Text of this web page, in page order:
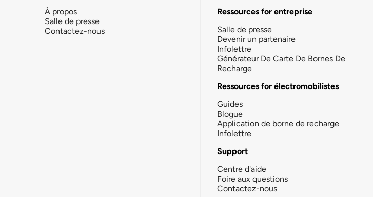
À propos
Salle de presse
Contactez-nous
Ressources for entreprise
Salle de presse
Devenir un partenaire
Infolettre
Générateur De Carte De Bornes De
Recharge
Ressources for électromobilistes
Guides
Blogue
Application de borne de recharge
Infolettre
Support
Centre d'aide
Foire aux questions
Contactez-nous